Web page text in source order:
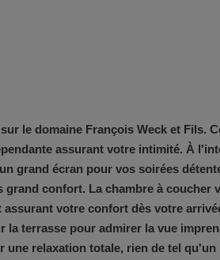
le domaine François Weck et Fils.
assurant votre intimité. À
grand écran pour vos soirées
confort. La chambre à coucher
votre confort dès votre
la terrasse pour admirer la vue
relaxation totale, rien de tel qu'un